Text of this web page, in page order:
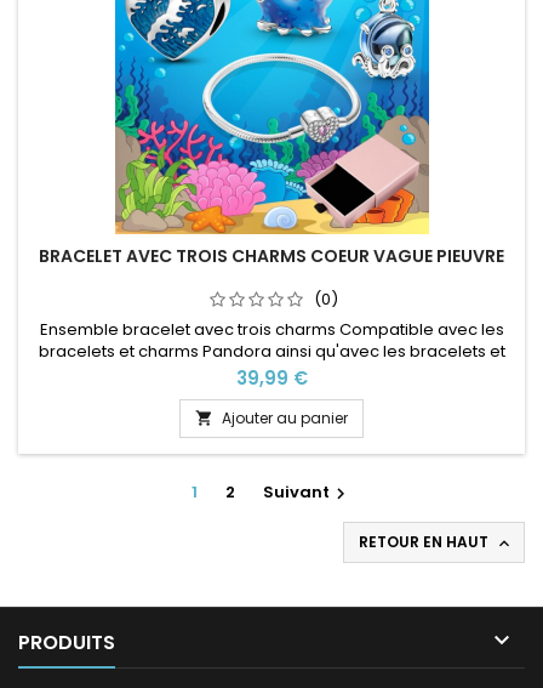
BRACELET AVEC TROIS CHARMS COEUR VAGUE PIEUVRE
(0)
Ensemble bracelet avec trois charms Compatible avec les
bracelets et charms Pandora ainsi qu'avec les bracelets et
charms de notre site idéal pour : Noël, Saint Valentin,
anniversaire, anniversaire de mariage Plusieurs tailles
disponible Pour la dimensions nous conseillons 2cm en plus
par rapport à la circonférence de votre poignet
Prix
39,99 €
 Ajouter au panier
1 2 Suivant 
RETOUR EN HAUT 
PRODUITS 